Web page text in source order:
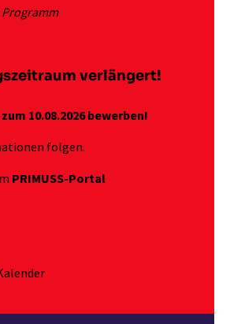
Programm
verlängert!
10.08.2026 bewerben!
folgen.
PRIMUSS-Portal